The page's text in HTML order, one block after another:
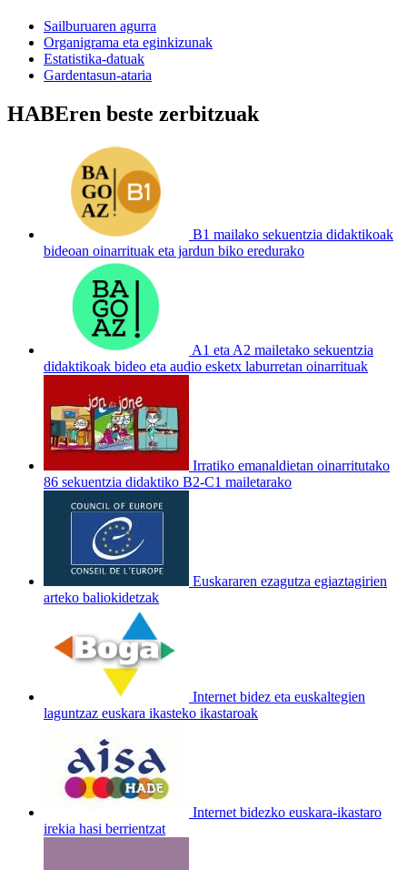
Sailburuaren agurra
Organigrama eta eginkizunak
Estatistika-datuak
Gardentasun-ataria
HABEren beste zerbitzuak
B1 mailako sekuentzia didaktikoak
bideoan oinarrituak eta jardun biko eredurako
A1 eta A2 mailetako sekuentzia
didaktikoak bideo eta audio esketx laburretan oinarrituak
Irratiko emanaldietan oinarritutako
86 sekuentzia didaktiko B2-C1 mailetarako
Euskararen ezagutza egiaztagirien
arteko baliokidetzak
Internet bidez eta euskaltegien
laguntzaz euskara ikasteko ikastaroak
Internet bidezko euskara-ikastaro
irekia hasi berrientzat